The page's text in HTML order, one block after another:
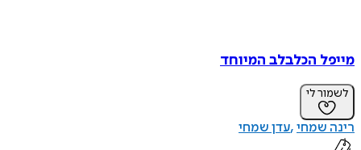
מייפל הכלבלב המיוחד
לשמור לי
רינה שמחי עדן שמחי